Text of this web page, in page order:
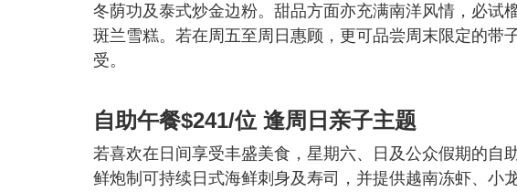
冬荫功及泰式炒金边粉。甜品方面亦充满南洋风情，必试
斑兰雪糕。若在周五至周日惠顾，更可品尝周末限定的带
受。
自助午餐$241/位 逢周日亲子主题
若喜欢在日间享受丰盛美食，星期六、日及公众假期的自
鲜炮制可持续日式海鲜刺身及寿司，并提供越南冻虾、小